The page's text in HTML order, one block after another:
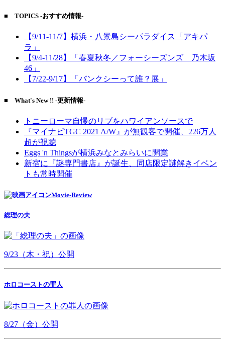
■ TOPICS -おすすめ情報-
【9/11-11/7】横浜・八景島シーパラダイス「アキパ
ラ」
【9/4-11/28】「春夏秋冬／フォーシーズンズ 乃木坂
46」
【7/22-9/17】「バンクシーって誰？展」
■ What's New !! -更新情報-
トニーローマ自慢のリブをハワイアンソースで
『マイナビTGC 2021 A/W』が無観客で開催、226万人
超が視聴
Eggs 'n Thingsが横浜みなとみらいに開業
新宿に『謎専門書店』が誕生、同店限定謎解きイベン
トも常時開催
Movie-Review
総理の夫
9/23（木・祝）公開
ホロコーストの罪人
8/27（金）公開